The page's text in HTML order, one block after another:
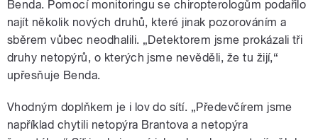
Benda. Pomocí monitoringu se chiropterologům podařilo
najít několik nových druhů, které jinak pozorováním a
sběrem vůbec neodhalili. „Detektorem jsme prokázali tři
druhy netopýrů, o kterých jsme nevěděli, že tu žijí,“
upřesňuje Benda.
Vhodným doplňkem je i lov do sítí. „Předevčírem jsme
například chytili netopýra Brantova a netopýra